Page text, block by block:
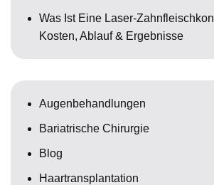
Was Ist Eine Laser-
Kosten, Ablauf & Ergebnisse
Augenbehandlungen
Bariatrische Chirurgie
Blog
Haartransplantation